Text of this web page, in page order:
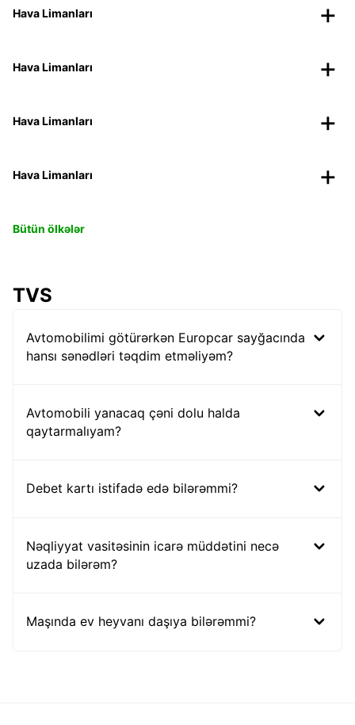
Hava Limanları
Hava Limanları
Hava Limanları
Hava Limanları
Bütün ölkələr
TVS
Avtomobilimi götürərkən Europcar sayğacında
hansı sənədləri təqdim etməliyəm?
Avtomobili yanacaq çəni dolu halda
qaytarmalıyam?
Debet kartı istifadə edə bilərəmmi?
Nəqliyyat vasitəsinin icarə müddətini necə
uzada bilərəm?
Maşında ev heyvanı daşıya bilərəmmi?